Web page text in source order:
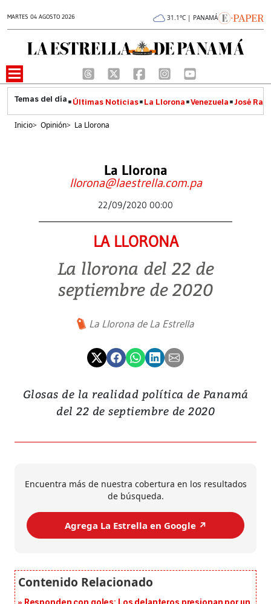
MARTES 04 AGOSTO 2026 31.1°C | PANAMÁ
Últimas Noticias La Llorona Venezuela José
Inicio> Opinión> La Llorona
La Llorona
llorona@laestrella.com.pa
22/09/2020 00:00
LA LLORONA
La llorona del 22 de
septiembre de 2020
La Llorona de La Estrella
Glosas de la realidad política de Panamá
del 22 de septiembre de 2020
Encuentra más de nuestra cobertura en los resultados
de búsqueda.
Agrega La Estrella en Google ↗️